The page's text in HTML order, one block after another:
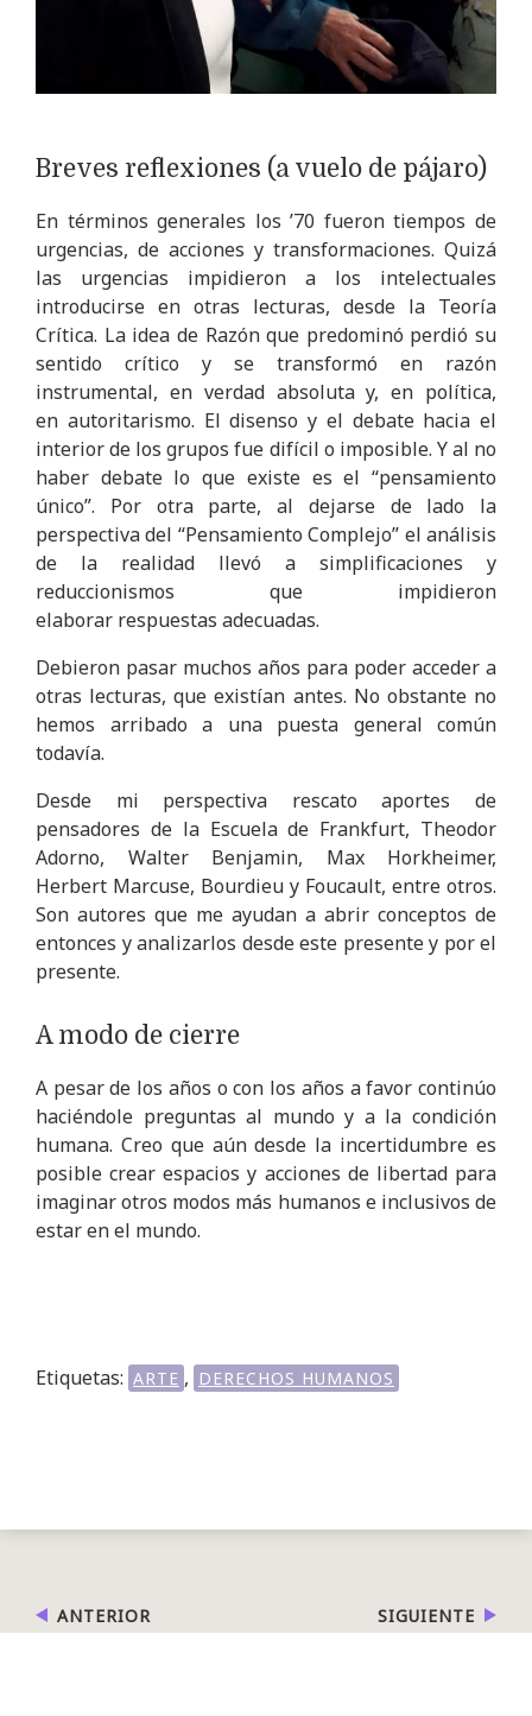
Breves reflexiones (a vuelo de pájaro)
En términos generales los ’70 fueron tiempos de
urgencias, de acciones y transformaciones. Quizá
las urgencias impidieron a los intelectuales
introducirse en otras lecturas, desde la Teoría
Crítica. La idea de Razón que predominó perdió su
sentido crítico y se transformó en razón
instrumental, en verdad absoluta y, en política,
en autoritarismo. El disenso y el debate hacia el
interior de los grupos fue difícil o imposible. Y al no
haber debate lo que existe es el “pensamiento
único”. Por otra parte, al dejarse de lado la
perspectiva del “Pensamiento Complejo” el análisis
de la realidad llevó a simplificaciones y
reduccionismos que impidieron
elaborar respuestas adecuadas.
Debieron pasar muchos años para poder acceder a
otras lecturas, que existían antes. No obstante no
hemos arribado a una puesta general común
todavía.
Desde mi perspectiva rescato aportes de
pensadores de la Escuela de Frankfurt, Theodor
Adorno, Walter Benjamin, Max Horkheimer,
Herbert Marcuse, Bourdieu y Foucault, entre otros.
Son autores que me ayudan a abrir conceptos de
entonces y analizarlos desde este presente y por el
presente.
A modo de cierre
A pesar de los años o con los años a favor continúo
haciéndole preguntas al mundo y a la condición
humana. Creo que aún desde la incertidumbre es
posible crear espacios y acciones de libertad para
imaginar otros modos más humanos e inclusivos de
estar en el mundo.
Etiquetas: ARTE , DERECHOS HUMANOS
ANTERIOR SIGUIENTE